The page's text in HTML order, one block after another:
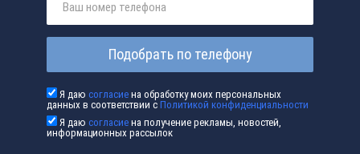
Подобрать по телефону
Я даюсогласие на обработку моих персональных
данных в соответствии сПолитикой конфиденциальности
Я даюсогласие на получение рекламы, новостей,
информационных рассылок